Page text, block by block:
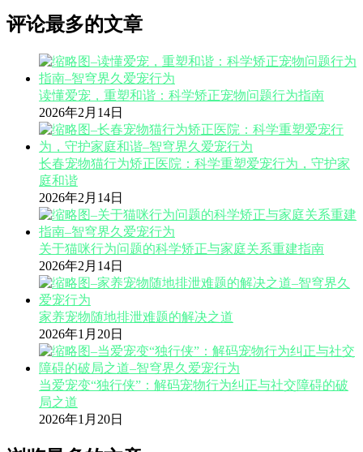
评论最多的文章
读懂爱宠，重塑和谐：科学矫正宠物问题行为指南
2026年2月14日
长春宠物猫行为矫正医院：科学重塑爱宠行为，守护家
庭和谐
2026年2月14日
关于猫咪行为问题的科学矫正与家庭关系重建指南
2026年2月14日
家养宠物随地排泄难题的解决之道
2026年1月20日
当爱宠变“独行侠”：解码宠物行为纠正与社交障碍的破
局之道
2026年1月20日